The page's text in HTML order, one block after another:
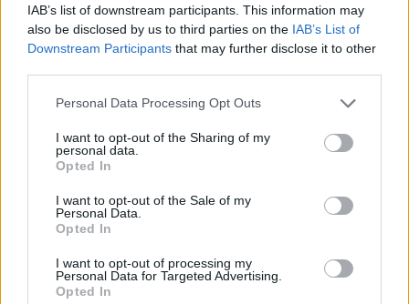
IAB’s list of downstream participants. This information may
also be disclosed by us to third parties on the IAB’s List of
Downstream Participants that may further disclose it to other
Please note that this website/app uses one or more Google
not limited to your visit or usage behaviour. You may click to
grant or deny consent to Google and its third-party tags to
use your data for below specified purposes in below Google
consent section.
Personal Data Processing Opt Outs
I want to opt-out of the Sharing of my
personal data.
Opted In
I want to opt-out of the Sale of my
Personal Data.
Opted In
I want to opt-out of processing my
Personal Data for Targeted Advertising.
Opted In
7. Ελεύθερη ενότητα
κάθε απάντησης θα είναι έως δύο λεπτά. Κάθε
δημοσιογράφος θα έχει δικαίωμα υποβολής μιας
συμπληρωματικής ερώτησης (follow up).
Ερωτήσεις (έως τρεις) θα μπορούν να υποβάλουν
και οι δύο υποψήφιοι μεταξύ τους. Επίσης, οι
Κώστας Μπακογιάννης και Χάρης Δούκας θα έχουν
το δικαίωμα να κάνουν έως πέντε παρεμβάσεις,